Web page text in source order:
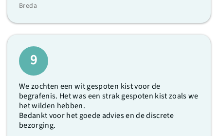
Breda
9
We zochten een wit gespoten kist voor de
begrafenis. Het was een strak gespoten kist zoals we
het wilden hebben.
Bedankt voor het goede advies en de discrete
bezorging.